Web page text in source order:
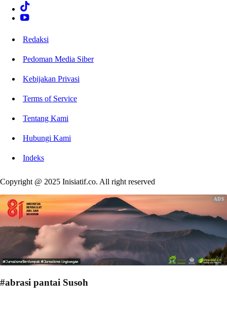
Redaksi
Pedoman Media Siber
Kebijakan Privasi
Terms of Service
Tentang Kami
Hubungi Kami
Indeks
Copyright @ 2025 Inisiatif.co. All right reserved
#abrasi pantai Susoh